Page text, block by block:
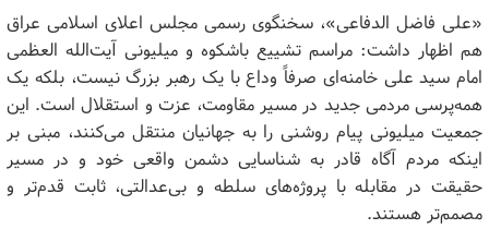
«علی فاضل الدفاعی»، سخنگوی رسمی مجلس اعلای اسلامی عراق
هم اظهار داشت: مراسم تشییع باشکوه و میلیونی آیت‌الله العظمی
امام سید علی خامنه‌ای صرفاً وداع با یک رهبر بزرگ نیست، بلکه یک
همه‌پرسی مردمی جدید در مسیر مقاومت، عزت و استقلال است. این
جمعیت میلیونی پیام روشنی را به جهانیان منتقل می‌کنند، مبنی بر
اینکه مردم آگاه قادر به شناسایی دشمن واقعی خود و در مسیر
حقیقت در مقابله با پروژه‌های سلطه و بی‌عدالتی، ثابت قدم‌تر و
مصمم‌تر هستند.